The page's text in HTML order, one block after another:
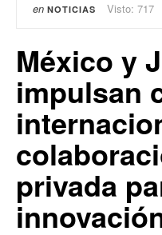
en NOTICIAS Visto: 717
México y
impulsan
privada